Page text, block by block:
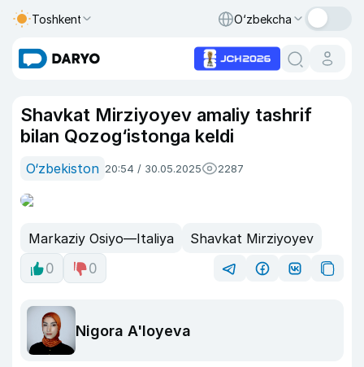
Toshkent O‘zbekcha
Shavkat Mirziyoyev amaliy tashrif
bilan Qozog‘istonga keldi
O‘zbekiston 20:54 / 30.05.2025 2287
Markaziy Osiyo—Italiya
Shavkat Mirziyoyev
0
0
Nigora A'loyeva